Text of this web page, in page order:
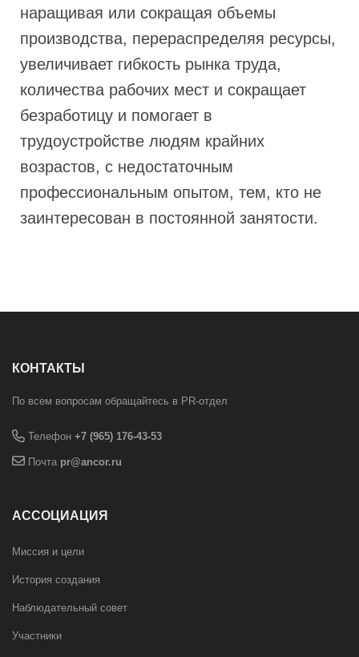
наращивая или сокращая объемы
производства, перераспределяя ресурсы,
увеличивает гибкость рынка труда,
количества рабочих мест и сокращает
безработицу и помогает в
трудоустройстве людям крайних
возрастов, с недостаточным
профессиональным опытом, тем, кто не
заинтересован в постоянной занятости.
КОНТАКТЫ
По всем вопросам обращайтесь в PR-отдел
Телефон +7 (965) 176-43-53
Почта pr@ancor.ru
АССОЦИАЦИЯ
Миссия и цели
История создания
Наблюдательный совет
Участники